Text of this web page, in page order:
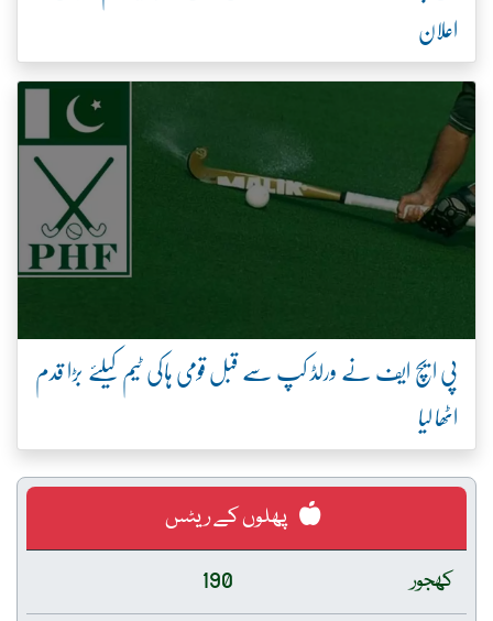
اعلان
پی ایچ ایف نے ورلڈ کپ سے قبل قومی ہاکی ٹیم کیلئے بڑا قدم
اٹھا لیا
پھلوں کے ریٹس
کھجور
190